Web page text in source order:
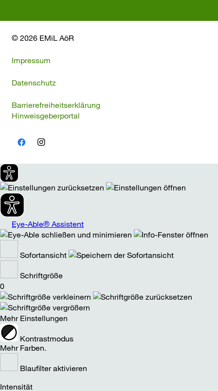
© 2026 EMiL AöR
Impressum
Datenschutz
Barrierefreiheitserklärung
Hinweisgeberportal